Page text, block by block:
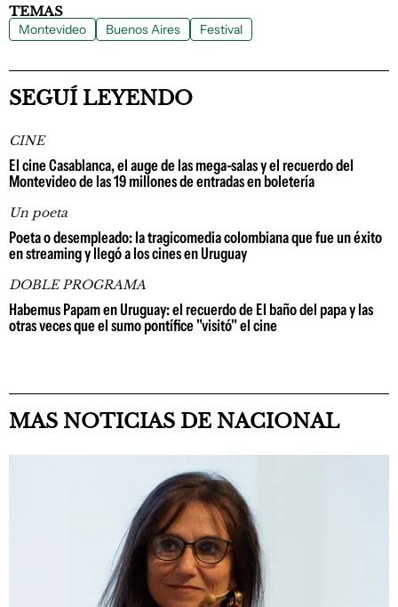
TEMAS
Montevideo Buenos Aires Festival
SEGUÍ LEYENDO
CINE
El cine Casablanca, el auge de las mega-salas y el recuerdo del
Montevideo de las 19 millones de entradas en boletería
Un poeta
Poeta o desempleado: la tragicomedia colombiana que fue un éxito
en streaming y llegó a los cines en Uruguay
DOBLE PROGRAMA
Habemus Papam en Uruguay: el recuerdo de El baño del papa y las
otras veces que el sumo pontífice "visitó" el cine
MAS NOTICIAS DE NACIONAL